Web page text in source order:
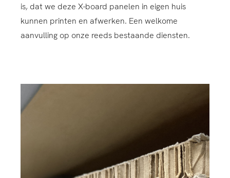
is, dat we deze X-board panelen in eigen huis
kunnen printen en afwerken. Een welkome
aanvulling op onze reeds bestaande diensten.